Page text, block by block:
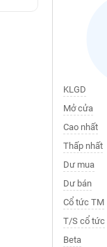
KLGD
Mở cửa
Cao nhất
Thấp nhất
Dư mua
Dư bán
Cổ tức TM
T/S cổ tức
Beta